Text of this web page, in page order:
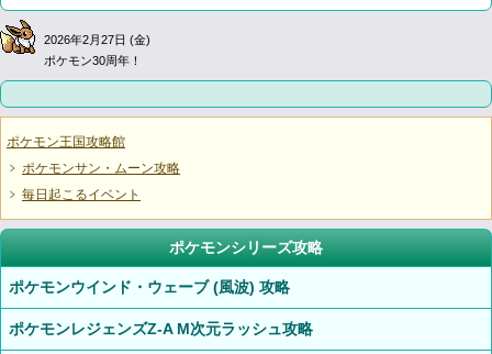
2026年2月27日 (金)
ポケモン30周年！
ポケモン王国攻略館
ポケモンサン・ムーン攻略
毎日起こるイベント
ポケモンシリーズ攻略
ポケモンウインド・ウェーブ (風波) 攻略
ポケモンレジェンズZ-A M次元ラッシュ攻略